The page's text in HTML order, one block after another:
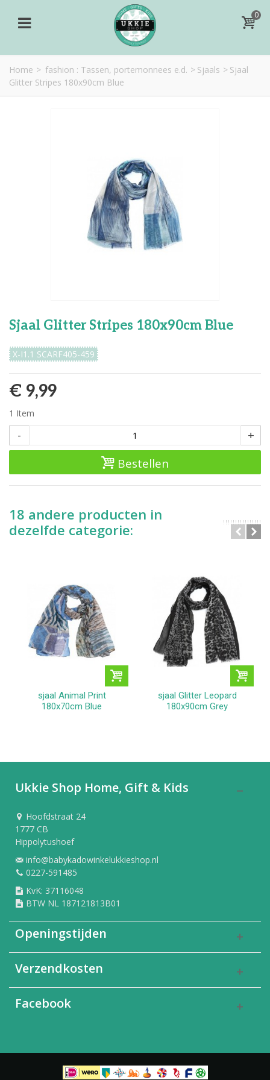
0
Home > fashion : Tassen, portemonnees e.d. > Sjaals > Sjaal
Glitter Stripes 180x90cm Blue
Sjaal Glitter Stripes 180x90cm Blue
X-I1.1 SCARF405-459
€ 9,99
1 Item
- +
Bestellen
18 andere producten in
dezelfde categorie:
sjaal Animal Print
180x70cm Blue
sjaal Glitter Leopard
180x90cm Grey
Ukkie Shop Home, Gift & Kids
Hoofdstraat 24
1777 CB
Hippolytushoef
info@babykadowinkelukkieshop.nl
0227-591485
KvK: 37116048
BTW NL 187121813B01
Openingstijden
Verzendkosten
Facebook